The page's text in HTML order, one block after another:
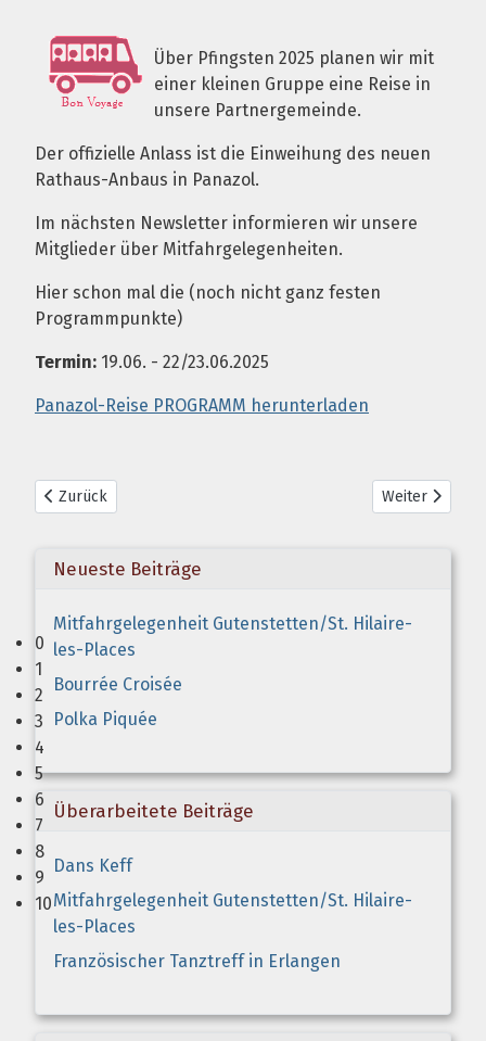
0
1
2
3
4
5
6
7
8
9
10
Über Pfingsten 2025 planen wir mit
einer kleinen Gruppe eine Reise in
unsere Partnergemeinde.
Der offizielle Anlass ist die Einweihung des neuen
Rathaus-Anbaus in Panazol.
Im nächsten Newsletter informieren wir unsere
Mitglieder über Mitfahrgelegenheiten.
Hier schon mal die (noch nicht ganz festen
Programmpunkte)
Termin: 19.06. - 22/23.06.2025
Panazol-Reise PROGRAMM herunterladen
Vorheriger Beitrag: Bürgerreise nach Limoges
Zurück Nächster
Weiter
Neueste Beiträge
Mitfahrgelegenheit Gutenstetten/St. Hilaire-
les-Places
Bourrée Croisée
Polka Piquée
Überarbeitete Beiträge
Dans Keff
Mitfahrgelegenheit Gutenstetten/St. Hilaire-
les-Places
Französischer Tanztreff in Erlangen